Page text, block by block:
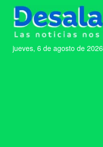
jueves, 6 de agosto de 2026